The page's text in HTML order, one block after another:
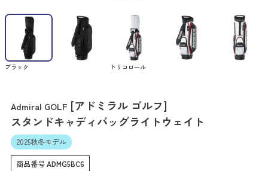
ブラック トリコロール
Admiral GOLF [アドミラル ゴルフ]
スタンドキャディバッグライトウェイト
2025秋冬モデル
商品番号ADMG5BC6